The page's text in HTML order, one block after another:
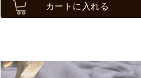
カートに入れる